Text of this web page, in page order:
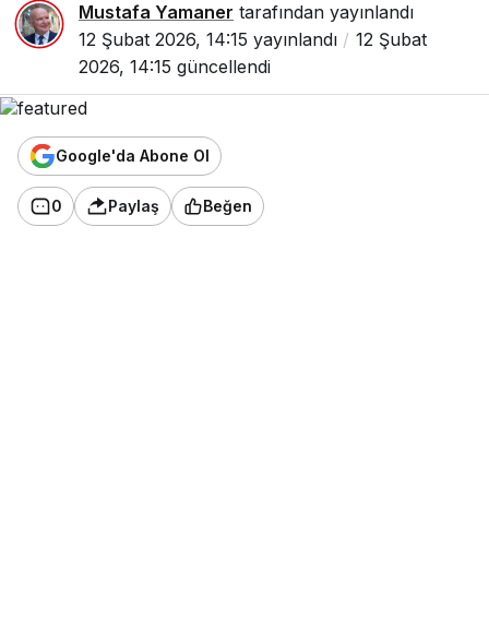
Mustafa Yamaner tarafından yayınlandı
12 Şubat 2026, 14:15 yayınlandı
12 Şubat
2026, 14:15 güncellendi
Google'da Abone Ol
0 Paylaş Beğen